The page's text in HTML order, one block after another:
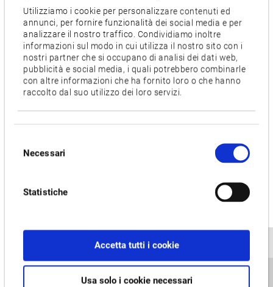
Utilizziamo i cookie per personalizzare contenuti ed
annunci, per fornire funzionalità dei social media e per
analizzare il nostro traffico. Condividiamo inoltre
informazioni sul modo in cui utilizza il nostro sito con i
nostri partner che si occupano di analisi dei dati web,
pubblicità e social media, i quali potrebbero combinarle
con altre informazioni che ha fornito loro o che hanno
raccolto dal suo utilizzo dei loro servizi.
delNecessari
Statistiche
Accetta tutti i cookie
Usa solo i cookie necessari
posteriori. Le unità carrello attribuite alle teste portamandrino
consentono inoltre l'integrazione dell'Okuma Gantry Loader
(OGL) nella linea di produzione, per il carico e lo scarico
automatico dei pezzi di lavorazione.
Specificazioni
[ ] = Opzionale
Max. Diametro di tornitura [mm]
Velocidad del husillo principal [min-1]
6,000 [4,500]